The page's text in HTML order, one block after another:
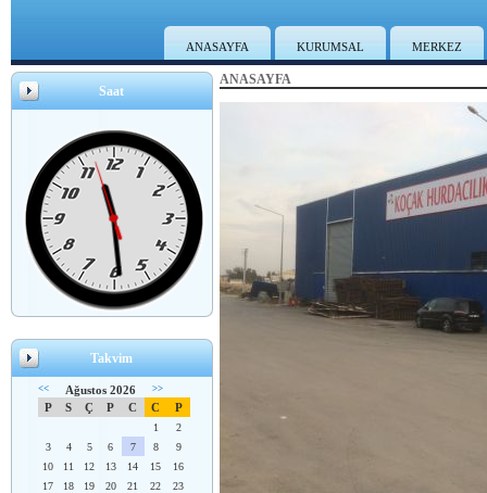
ANASAYFA KURUMSAL MERKEZ
Saat
Takvim
<< Ağustos 2026 >>
P S Ç P C C P
1
2
3
4 5 6 7 8
9
10
11 12 13 14 15
16
17
18 19 20 21 22
23
ANASAYFA